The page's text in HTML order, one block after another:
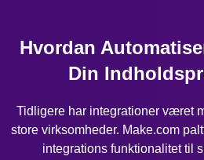
Hvordan
Din
Tidligere har integrationer været
store virksomheder. Make.com
integrations funktionalitet til